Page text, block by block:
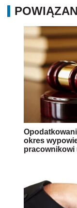
okres
pracownikowi